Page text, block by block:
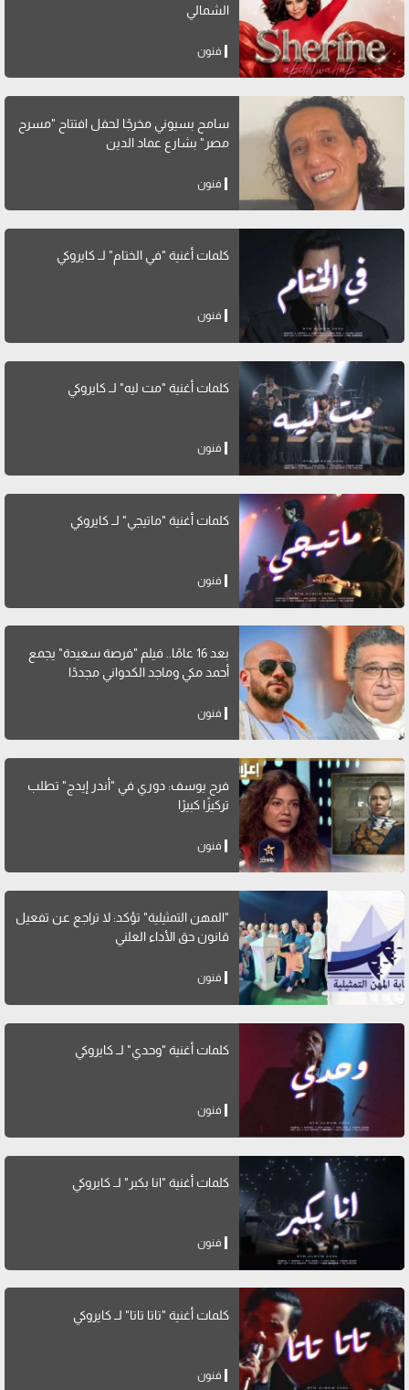
الشمالي
فنون
سامح بسيوني مخرجًا لحفل افتتاح "مسرح
مصر" بشارع عماد الدين
فنون
كلمات أغنية "في الختام" لــ كايروكي
فنون
كلمات أغنية "مت ليه" لــ كايروكي
فنون
كلمات أغنية "ماتيجي" لــ كايروكي
فنون
بعد 16 عامًا.. فيلم "فرصة سعيدة" يجمع
أحمد مكي وماجد الكدواني مجددًا
فنون
فرح يوسف: دوري في "أندر إيدج" تطلب
تركيزًا كبيرًا
فنون
"المهن التمثيلية" تؤكد: لا تراجع عن تفعيل
قانون حق الأداء العلني
فنون
كلمات أغنية "وحدي" لــ كايروكي
فنون
كلمات أغنية "انا بكبر" لــ كايروكي
فنون
كلمات أغنية "تاتا تاتا" لــ كايروكي
فنون